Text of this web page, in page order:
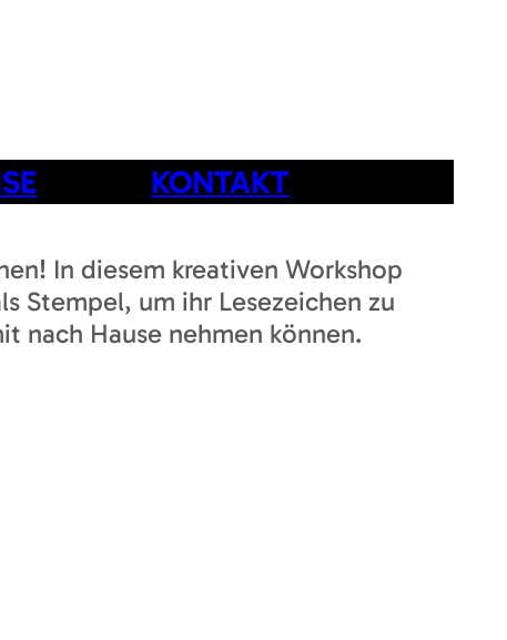
KONTAKT
In diesem kreativen Workshop
Stempel, um ihr Lesezeichen zu
nach Hause nehmen können.